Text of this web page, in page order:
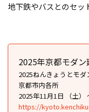
地下鉄やバスとのセッ
2025年京都モダ
2025ねんきょうとモ
京都市内各所
2025年11月1日 （土）
https://